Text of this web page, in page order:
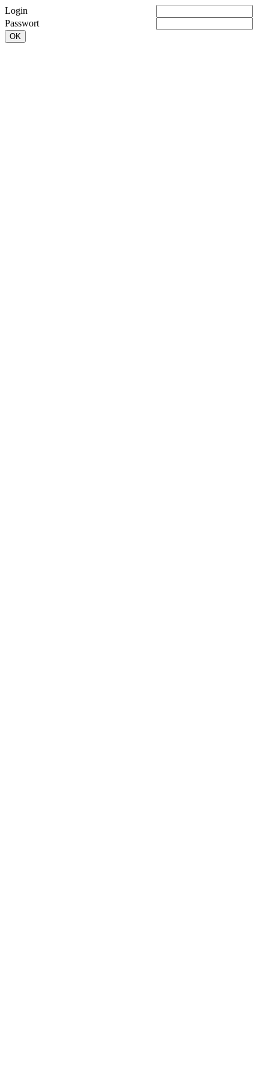
Login
Passwort